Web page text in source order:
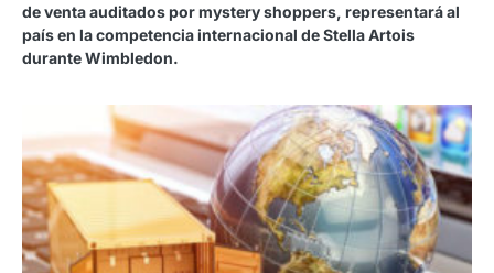
de venta auditados por mystery shoppers, representará al
país en la competencia internacional de Stella Artois
durante Wimbledon.